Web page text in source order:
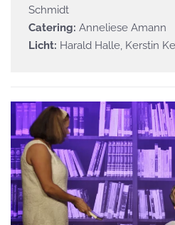
Schmidt
Catering: Anneliese Amann
Licht: Harald Halle, Kerstin